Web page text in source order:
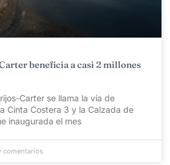
beneficia a casi 2 millones
Carter se llama la vía de
Cinta Costera 3 y la Calzada de
inaugurada el mes
comentarios